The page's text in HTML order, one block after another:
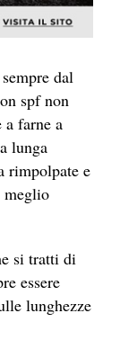
dal
spf non
farne a
lunga
rimpolpate e
meglio
si tratti di
essere
lunghezze